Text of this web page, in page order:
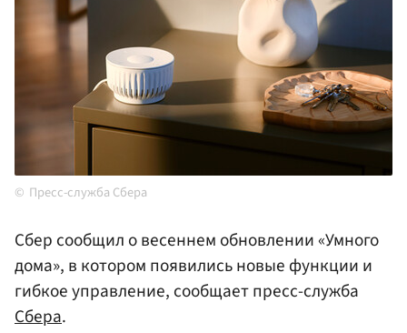
Пресс-служба Сбера
Сбер сообщил о весеннем обновлении «Умного
дома», в котором появились новые функции и
гибкое управление, сообщает пресс-служба
Сбера.